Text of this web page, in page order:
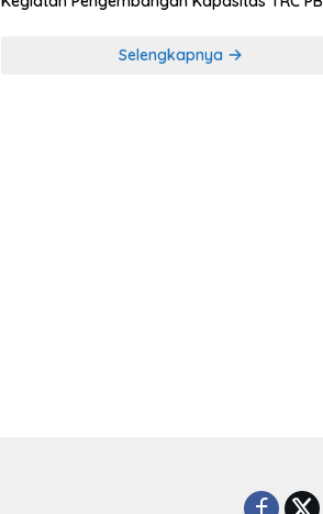
Selengkapnya